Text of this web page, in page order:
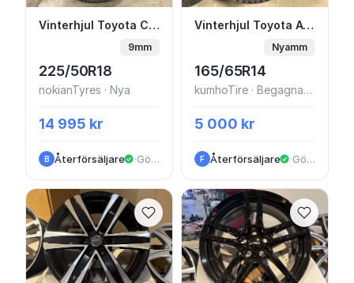
Vinterhjul Toyota C-HR/Corolla Cross 18”
Vinterhjul Toyota C-HR/Corolla Cross 18” Nokian Dubb
9mm
225/50R18
nokianTyres · Nya
14 995 kr
B Återförsäljare · Göteborg
Vinterhjul Toyota
Vinterhjul Toyota Aygo 14” Friktion nyskick
Nyamm
165/65R14
kumhoTire · Begagnade - bra skick
5 000 kr
F Återförsäljare · Göteborg